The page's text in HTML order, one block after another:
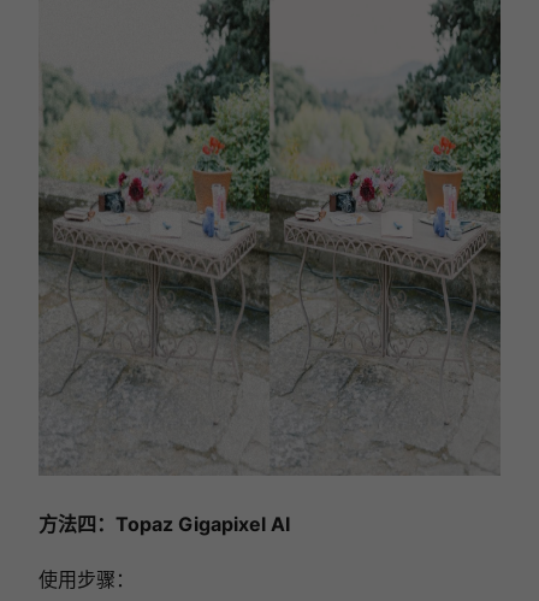
方法四：Topaz Gigapixel AI
使用步骤：